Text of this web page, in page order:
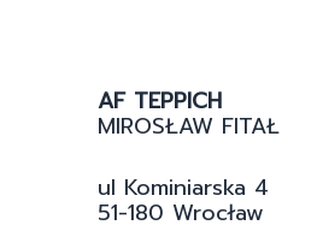
AF TEPPICH
MIROSŁAW FITAŁ
ul Kominiarska 4
51-180 Wrocław